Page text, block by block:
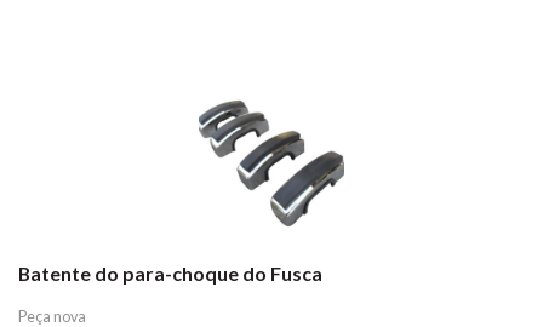
Batente do para-choque do Fusca
Peça nova